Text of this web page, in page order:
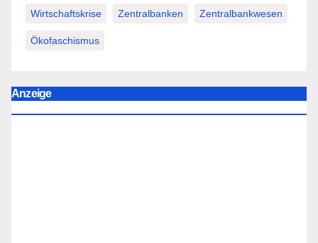
Wirtschaftskrise Zentralbanken Zentralbankwesen
Ökofaschismus
Anzeige